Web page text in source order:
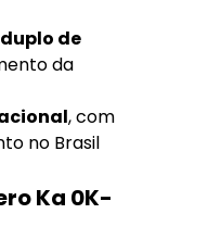
de
da
, com
no Brasil
Ka 0K-